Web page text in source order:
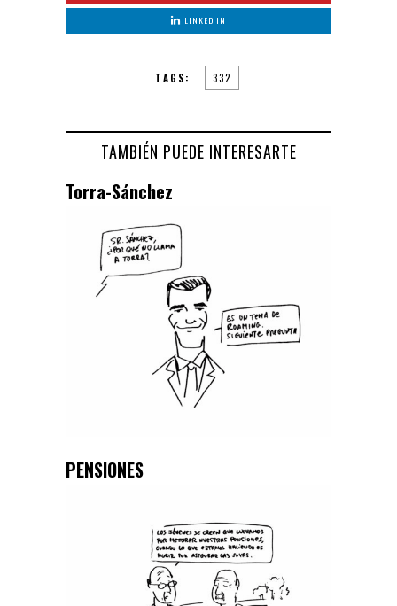
LINKED IN
TAGS: 332
TAMBIÉN PUEDE INTERESARTE
Torra-Sánchez
PENSIONES